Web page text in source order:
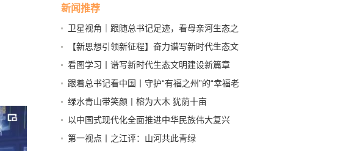
新闻推荐
卫星视角｜跟随总书记足迹，看母亲河生态之
【新思想引领新征程】奋力谱写新时代生态文
明新篇章
看图学习丨谱写新时代生态文明建设新篇章
跟着总书记看中国丨守护“有福之州”的“幸福老
人”
绿水青山带笑颜丨榕为大木 犹荫十亩
以中国式现代化全面推进中华民族伟大复兴
第一视点丨之江评：山河共此青绿